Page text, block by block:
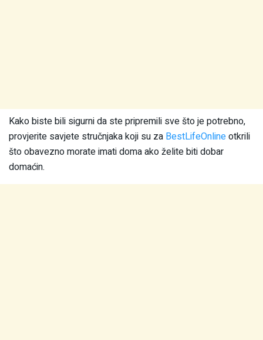
Kako biste bili sigurni da ste pripremili sve što je potrebno,
provjerite savjete stručnjaka koji su za BestLifeOnlineotkrili
što obavezno morate imati doma ako želite biti dobar
domaćin.